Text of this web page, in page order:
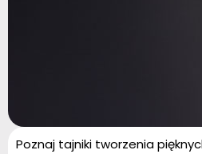
Poznaj tajniki tworzenia